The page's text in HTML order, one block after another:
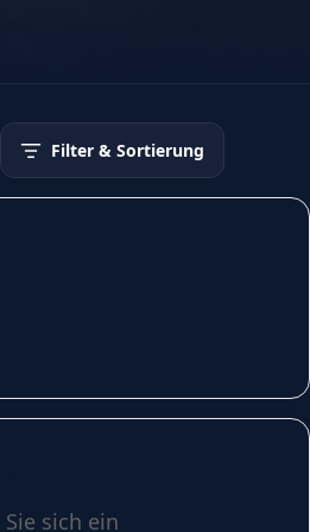
Filter & Sortierung
sich ein